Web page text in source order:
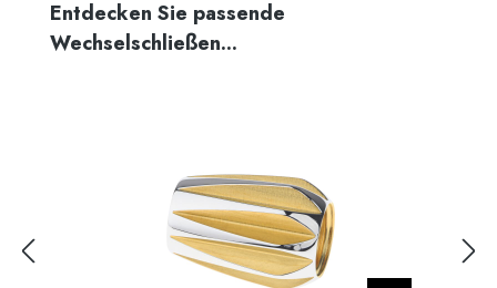
Produktgalerie überspringen
Entdecken Sie passende
Wechselschließen...